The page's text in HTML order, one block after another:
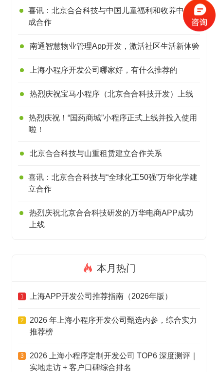
喜讯：北京合合科技与中国儿童福利和收养中心达
成合作
南通智慧物业管理App开发，激活社区生活新体验
上海小程序开发公司哪家好，有什么推荐的
热烈庆祝宝马小程序（北京合合科技开发）上线
热烈庆祝！“国药商城”小程序正式上线并投入使用
啦！
北京合合科技与山重租赁建立合作关系
喜讯：北京合合科技与“全球化工50强”万华化学建
立合作
热烈庆祝北京合合科技研发的万华电商APP成功
上线
本月热门
1 上海APP开发公司推荐指南（2026年版）
2
2026 年上海小程序开发公司甄选内参，综合实力
推荐榜
3
2026 上海小程序定制开发公司 TOP6 深度测评｜
实地走访 + 客户口碑综合排名